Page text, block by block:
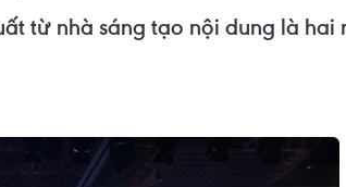
từ nhà sáng tạo nội dung là